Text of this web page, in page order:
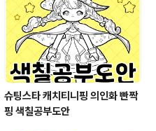
크는실제 첨부
람쥐라기보다
슈팅스타 캐치티니핑 의인화 빤짝
핑 색칠공부도안